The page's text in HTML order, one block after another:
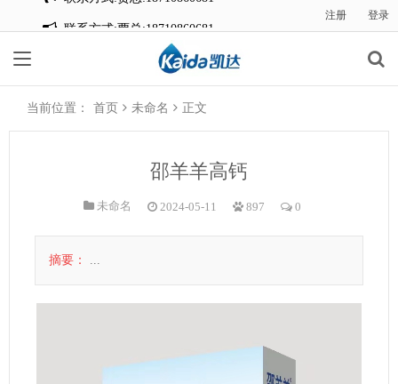
注册 登录
当前位置： 首页 未命名 正文
邵羊羊高钙
未命名 2024-05-11 897 0
摘要： ...